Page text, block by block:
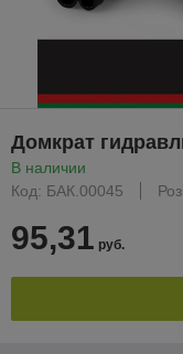
Домкрат
В наличии
Код: БАК.00045
95,31 руб.